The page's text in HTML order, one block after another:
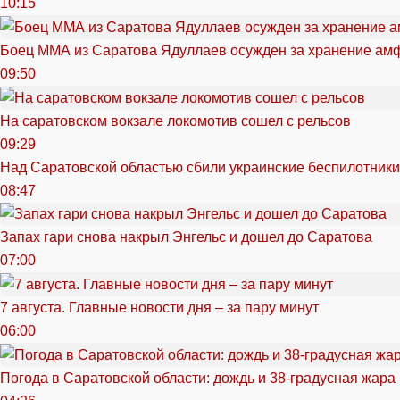
10:15
Боец ММА из Саратова Ядуллаев осужден за хранение
09:50
На саратовском вокзале локомотив сошел с рельсов
09:29
Над Саратовской областью сбили украинские беспилотники
08:47
Запах гари снова накрыл Энгельс и дошел до Саратова
07:00
7 августа. Главные новости дня – за пару минут
06:00
Погода в Саратовской области: дождь и 38-градусная жара